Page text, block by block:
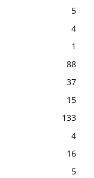
5
4
1
88
37
15
133
4
16
5